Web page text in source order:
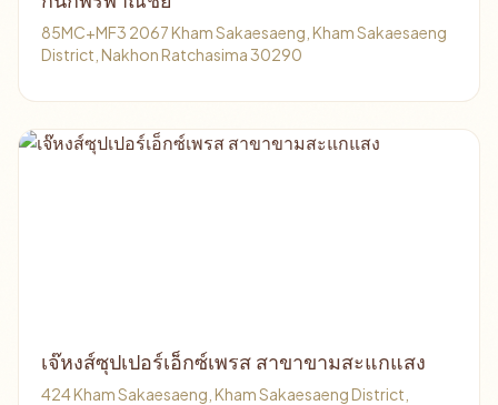
85MC+MF3 2067 Kham Sakaesaeng, Kham Sakaesaeng
District, Nakhon Ratchasima 30290
เจ๊หงส์ซุปเปอร์เอ็กซ์เพรส สาขาขามสะแกแสง
424 Kham Sakaesaeng, Kham Sakaesaeng District,